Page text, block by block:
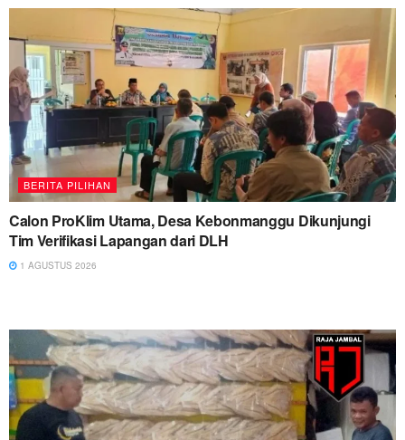
BERITA PILIHAN
Calon ProKlim Utama, Desa Kebonmanggu Dikunjungi
Tim Verifikasi Lapangan dari DLH
1 AGUSTUS 2026